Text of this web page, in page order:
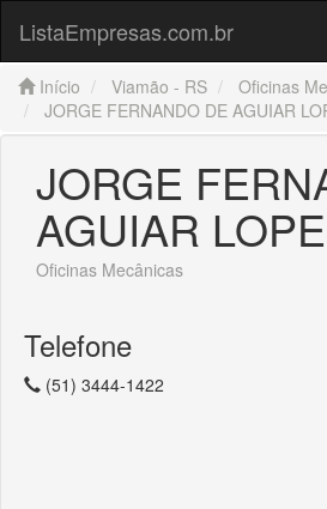
ListaEmpresas.com.br
Início Viamão - RS
Oficinas
JORGE FERNANDO DE AGUIAR
JORGE
AGUIAR
Oficinas Mecânicas
Telefone
(51) 3444-1422